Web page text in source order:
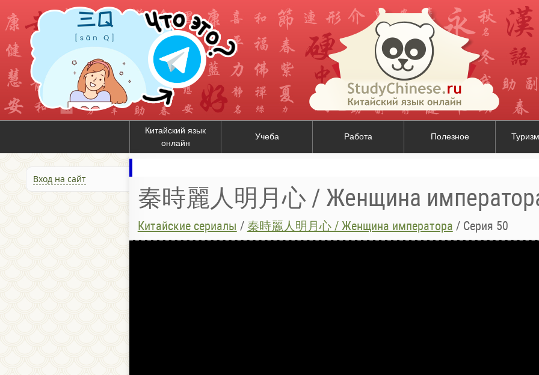
Китайский язык
онлайн
Учеба Работа Полезное
Вход на сайт
秦時麗人明月心 / Женщина
Китайские сериалы / 秦時麗人明月心 / Женщина императора / Серия 50